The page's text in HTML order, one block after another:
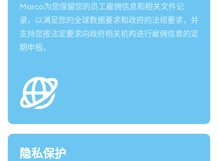
Marco为您保留您的员工雇佣信息和相关文件记
录，以满足您的全球数据要求和政府的法规要求，并
支持您按法定要求向政府相关机构进行雇佣信息的定
期申报。
隐私保护